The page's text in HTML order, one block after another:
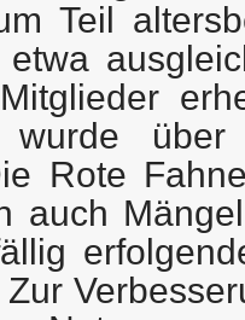
Teil
wurde
Rote
auch